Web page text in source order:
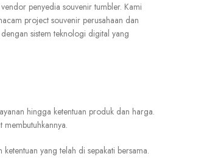
penyedia souvenir tumbler. Kami
project souvenir perusahaan dan
sistem teknologi digital yang
hingga ketentuan produk dan harga.
yang telah di sepakati bersama.